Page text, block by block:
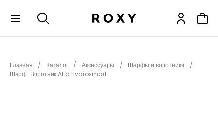
НОВИНКИ
Главная Каталог Аксессуары
Шарфы и воротники
Шарф-Воротник Alta Hydrosmart